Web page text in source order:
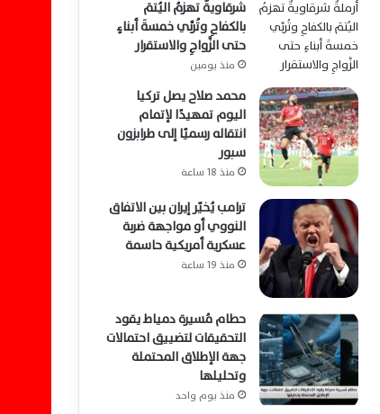
شرقاويةٌ تهزمُ اليُتمَ
بالكفاحِ وتُربِّي خمسةَ أبناءٍ
حتى الزَّواجِ والاستقرار
منذ يومين
محمد صلاح يصل تركيا
اليوم تمهيدًا لإتمام
انتقاله رسميًا إلى طرابزون
سبور
منذ 18 ساعة
ترامب يُخيّر إيران بين الاتفاق
النووي أو مواجهة ضربة
عسكرية أمريكية حاسمة
منذ 19 ساعة
حطام مُسيرة دمياط يقود
التحقيقات لتضييق احتمالات
جهة الإطلاق المحتملة
وتحليلها
منذ يوم واحد